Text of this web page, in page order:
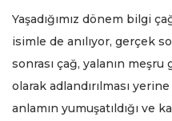
Yaşadığımız dönem bilgi
isimle de anılıyor, gerçek
sonrası çağ, yalanın
olarak adlandırılması
anlamın yumuşatıldığı ve